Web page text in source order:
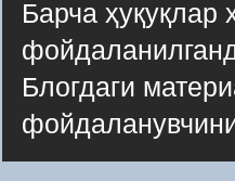
Барча ҳуқуқлар
Блогдаги